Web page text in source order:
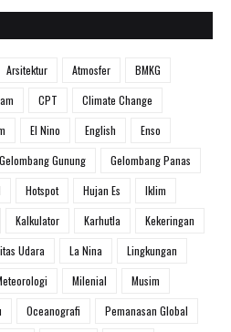
Arsitektur Atmosfer
BMKG
CPT
Climate Change
El Nino English
Enso
Gelombang Gunung
Gelombang Panas
Hotspot Hujan Es
Iklim
Kalkulator Karhutla
Kekeringan
Udara La Nina
Lingkungan
Milenial
Musim
Oceanografi
Pemanasan Global